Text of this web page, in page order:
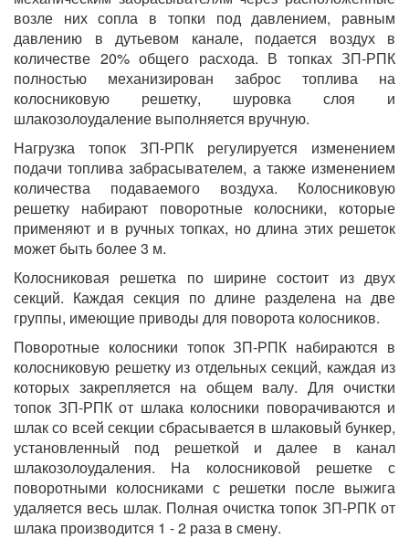
возле них сопла в топки под давлением, равным
давлению в дутьевом канале, подается воздух в
количестве 20% общего расхода. В топках ЗП-РПК
полностью механизирован заброс топлива на
колосниковую решетку, шуровка слоя и
шлакозолоудаление выполняется вручную.
Нагрузка топок ЗП-РПК регулируется изменением
подачи топлива забрасывателем, а также изменением
количества подаваемого воздуха. Колосниковую
решетку набирают поворотные колосники, которые
применяют и в ручных топках, но длина этих решеток
может быть более 3 м.
Колосниковая решетка по ширине состоит из двух
секций. Каждая секция по длине разделена на две
группы, имеющие приводы для поворота колосников.
Поворотные колосники топок ЗП-РПК набираются в
колосниковую решетку из отдельных секций, каждая из
которых закрепляется на общем валу. Для очистки
топок ЗП-РПК от шлака колосники поворачиваются и
шлак со всей секции сбрасывается в шлаковый бункер,
установленный под решеткой и далее в канал
шлакозолоудаления. На колосниковой решетке с
поворотными колосниками с решетки после выжига
удаляется весь шлак. Полная очистка топок ЗП-РПК от
шлака производится 1 - 2 раза в смену.